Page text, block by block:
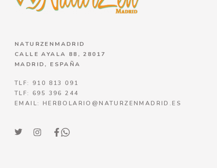
NATURZENMADRID
CALLE AYALA 88, 28017
MADRID, ESPAÑA
TLF: 910 813 091
TLF: 695 396 244
EMAIL: HERBOLARIO@NATURZENMADRID.ES